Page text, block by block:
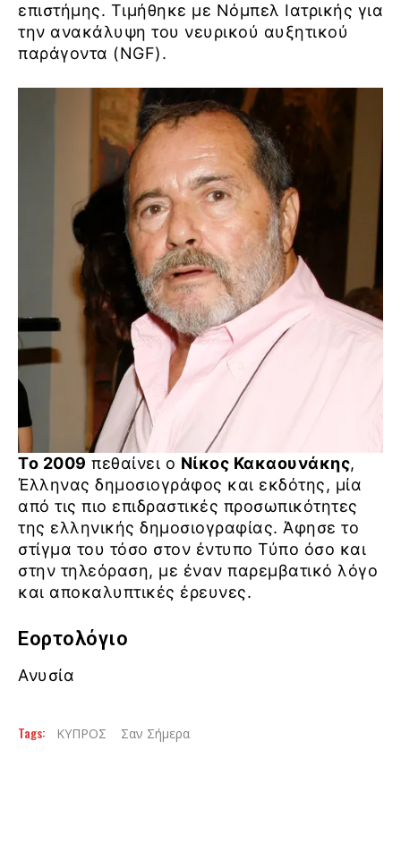
επιστήμης. Τιμήθηκε με Νόμπελ Ιατρικής για
την ανακάλυψη του νευρικού αυξητικού
παράγοντα (NGF).
Το 2009 πεθαίνει ο Νίκος Κακαουνάκης,
Έλληνας δημοσιογράφος και εκδότης, μία
από τις πιο επιδραστικές προσωπικότητες
της ελληνικής δημοσιογραφίας. Άφησε το
στίγμα του τόσο στον έντυπο Τύπο όσο και
στην τηλεόραση, με έναν παρεμβατικό λόγο
και αποκαλυπτικές έρευνες.
Εορτολόγιο
Ανυσία
Tags: ΚΥΠΡΟΣ Σαν Σήμερα